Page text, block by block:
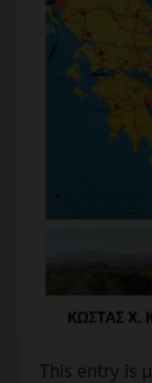
This entry is